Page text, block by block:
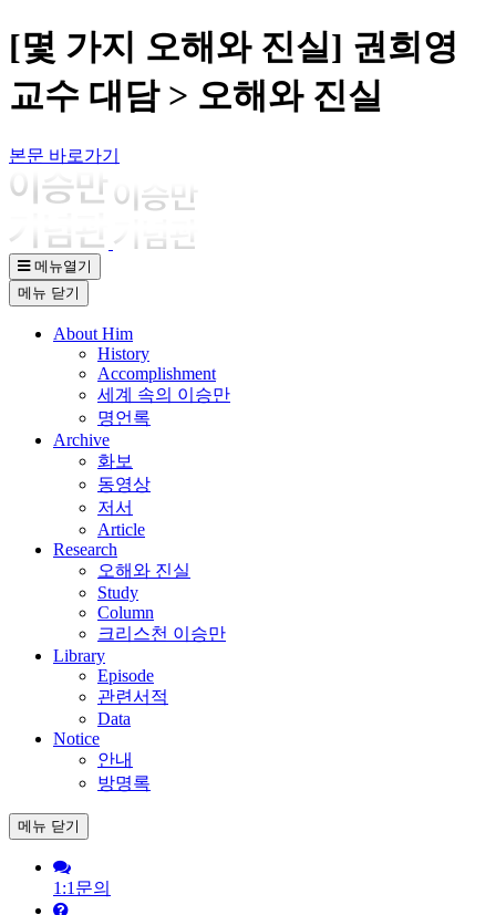
[몇 가지 오해와 진실] 권희영
교수 대담 > 오해와 진실
본문 바로가기
메뉴열기
메뉴 닫기
About Him
History
Accomplishment
세계 속의 이승만
명언록
Archive
화보
동영상
저서
Article
Research
오해와 진실
Study
Column
크리스천 이승만
Library
Episode
관련서적
Data
Notice
안내
방명록
메뉴 닫기
1:1문의